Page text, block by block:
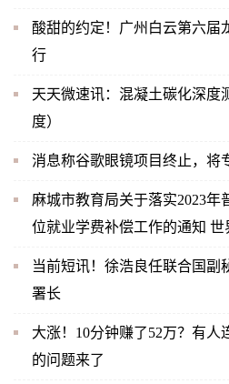
酸甜的约定！广州白云第六届
行
天天微速讯：混凝土碳化深度
度）
消息称谷歌眼镜项目终止，将
麻城市教育局关于落实2023年
位就业学费补偿工作的通知 世
当前短讯！徐浩良任联合国副
署长
大涨！10分钟赚了52万？有
的问题来了